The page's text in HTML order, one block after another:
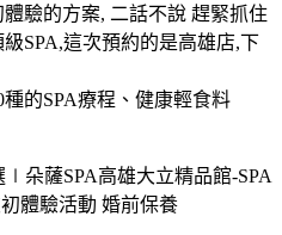
驗的方案, 二話不說 趕緊抓住
SPA,這次預約的是高雄店,下
的SPA療程、健康輕食料